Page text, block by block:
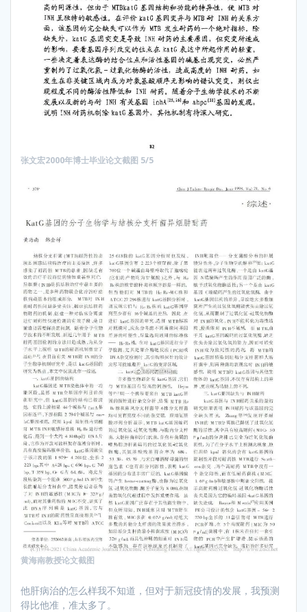
张文宏2000年博士毕业论文截图 5/5
黄海南教授论文截图
他肝病治的怎么样我不知道，但对于新冠疫情的发展，我预测
得比他准，准太多了。